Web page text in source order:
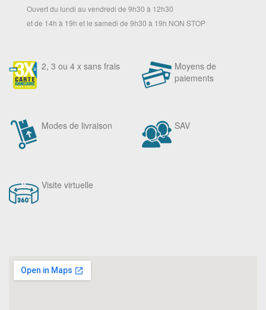
Ouvert du lundi au vendredi de 9h30 à 12h30
et de 14h à 19h et le samedi de 9h30 à 19h NON STOP
2, 3 ou 4 x sans frais
Moyens de
paiements
Modes de livraison SAV
Visite virtuelle